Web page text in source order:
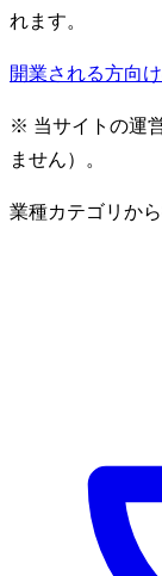
れます。
開業される方向
※ 当サイトの運
ません）。
業種カテゴリか